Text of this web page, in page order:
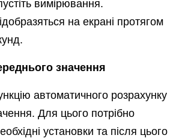
вимірювання.
на екрані протягом
значення
автоматичного розрахунку
Для цього потрібно
установки та після цього